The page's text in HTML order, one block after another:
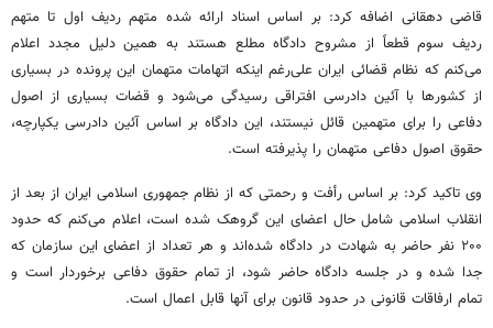
قاضی دهقانی اضافه کرد: بر اساس اسناد ارائه شده متهم ردیف اول تا متهم
ردیف سوم قطعاً از مشروح دادگاه مطلع هستند به همین دلیل مجدد اعلام
می‌کنم که نظام قضائی ایران علی‌رغم اینکه اتهامات متهمان این پرونده در بسیاری
از کشورها با آئین دادرسی افتراقی رسیدگی می‌شود و قضات بسیاری از اصول
دفاعی را برای متهمین قائل نیستند، این دادگاه بر اساس آئین دادرسی یکپارچه،
حقوق اصول دفاعی متهمان را پذیرفته است.
وی تاکید کرد: بر اساس رأفت و رحمتی که از نظام جمهوری اسلامی ایران از بعد از
انقلاب اسلامی شامل حال اعضای این گروهک شده است، اعلام می‌کنم که حدود
۲۰۰ نفر حاضر به شهادت در دادگاه شده‌اند و هر تعداد از اعضای این سازمان که
جدا شده و در جلسه دادگاه حاضر شود، از تمام حقوق دفاعی برخوردار است و
تمام ارفاقات قانونی در حدود قانون برای آنها قابل اعمال است.